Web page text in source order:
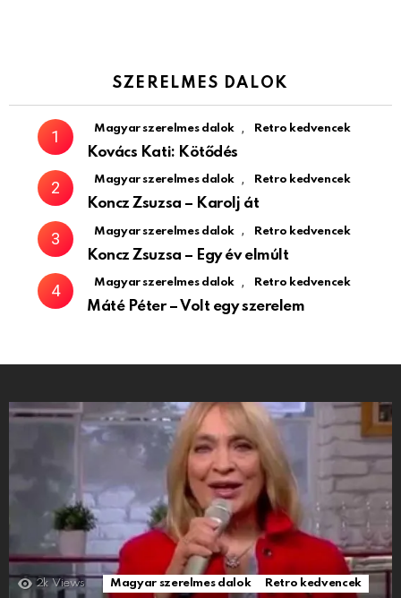
SZERELMES DALOK
Magyar szerelmes dalok , Retro kedvencek
Kovács Kati: Kötődés
Magyar szerelmes dalok , Retro kedvencek
Koncz Zsuzsa – Karolj át
Magyar szerelmes dalok , Retro kedvencek
Koncz Zsuzsa – Egy év elmúlt
Magyar szerelmes dalok , Retro kedvencek
Máté Péter – Volt egy szerelem
2k Views Magyar szerelmes dalok Retro kedvencek